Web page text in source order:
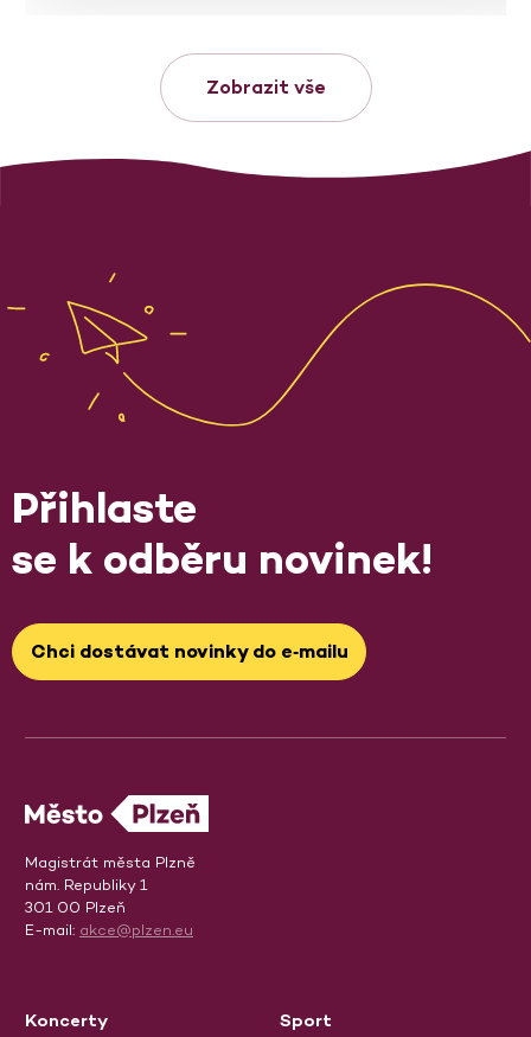
Zobrazit vše
Přihlaste
se k odběru novinek!
Chci dostávat novinky do e‑mailu
Magistrát města Plzně
nám. Republiky 1
301 00 Plzeň
E-mail: akce@plzen.eu
Koncerty Sport